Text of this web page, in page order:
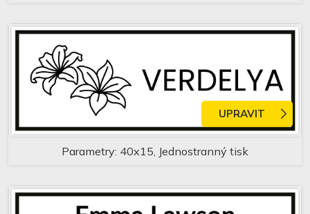
Parametry: 40x15, Jednostranný tisk
UPRAVIT